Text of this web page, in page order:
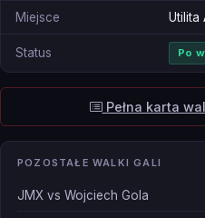
Miejsce Utilita
Status Po
Pełna karta
POZOSTAŁE WALKI GALI
JMX vs Wojciech Gola